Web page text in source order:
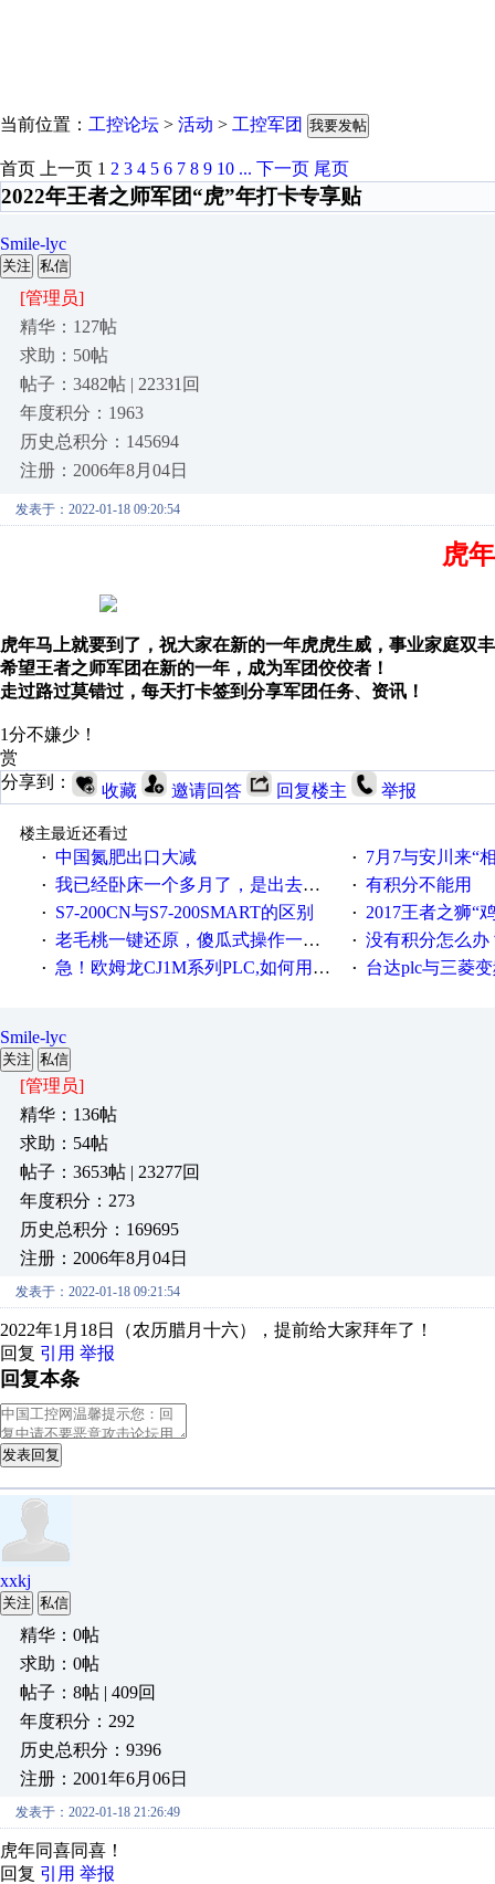
当前位置： 工控论坛 > 活动 > 工控军团 我要发帖
首页 上一页 1 2 3 4 5 6 7 8 9 10 ... 下一页 尾页
2022年王者之师军团“虎”年打卡专享贴
Smile-lyc
关注 私信
[管理员]
精华：127帖
求助：50帖
帖子：3482帖 | 22331回
年度积分：1963
历史总积分：145694
注册：2006年8月04日
发表于：2022-01-18 09:20:54
虎
虎年马上就要到了，祝大家在新的一年虎虎生威，事业家庭双
希望王者之师军团在新的一年，成为军团佼佼者！
走过路过莫错过，每天打卡签到分享军团任务、资讯！
1分不嫌少！
赏
分享到：
收藏 邀请回答 回复楼主 举报
楼主最近还看过
· 中国氮肥出口大减 · 7月7与安川来“
· 我已经卧床一个多月了，是出去安装机械手在高速遭遇车祸所致:大家工作都要特别注意啊 · 有积分不能用
· S7-200CN与S7-200SMART的区别 · 2017王者之狮“鸡”情签到
· 老毛桃一键还原，傻瓜式操作一键轻松备份还原；程序为向导式安装，一键即可实现自动备份或还原系统。 · 没有积分怎么办
· 急！欧姆龙CJ1M系列PLC,如何用时间控制变频器。要求时间在组态王中可以自由输入！拜托各位大神了！ · 台达plc与三菱
Smile-lyc
关注 私信
[管理员]
精华：136帖
求助：54帖
帖子：3653帖 | 23277回
年度积分：273
历史总积分：169695
注册：2006年8月04日
发表于：2022-01-18 09:21:54
2022年1月18日（农历腊月十六），提前给大家拜年了！
回复 引用 举报
回复本条
发表回复
xxkj
关注 私信
精华：0帖
求助：0帖
帖子：8帖 | 409回
年度积分：292
历史总积分：9396
注册：2001年6月06日
发表于：2022-01-18 21:26:49
虎年同喜同喜！
回复 引用 举报